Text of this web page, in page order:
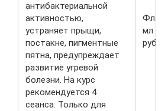
антибактериальной
активностью,
устраняет прыщи,
постакне, пигментные
пятна, предупреждает
развитие угревой
болезни. На курс
рекомендуется 4
сеанса. Только для
мл —
руб.